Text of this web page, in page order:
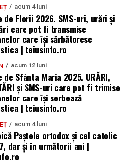
acum 4 luni
de Florii 2026. SMS-uri, urări și
care pot fi transmise
care îşi sărbătoresc
| teiusinfo.ro
acum 12 luni
de Sfânta Maria 2025. URĂRI,
și SMS-uri care pot fi trimise
care își serbează
| teiusinfo.ro
acum 4 luni
Paștele ortodox și cel catolic
dar și în următorii ani |